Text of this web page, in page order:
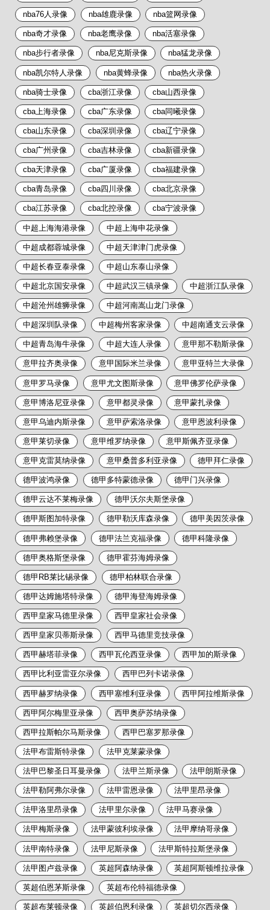
nba76人录像 nba雄鹿录像 nba篮网录像
nba奇才录像 nba老鹰录像 nba活塞录像
nba步行者录像 nba尼克斯录像 nba猛龙录像
nba凯尔特人录像 nba黄蜂录像 nba热火录像
nba骑士录像 cba浙江录像 cba山西录像
cba上海录像 cba广东录像 cba同曦录像
cba山东录像 cba深圳录像 cba辽宁录像
cba广州录像 cba吉林录像 cba新疆录像
cba天津录像 cba广厦录像 cba福建录像
cba青岛录像 cba四川录像 cba北京录像
cba江苏录像 cba北控录像 cba宁波录像
中超上海海港录像 中超上海申花录像
中超成都蓉城录像 中超天津津门虎录像
中超长春亚泰录像 中超山东泰山录像
中超北京国安录像 中超武汉三镇录像 中超浙江队录像
中超沧州雄狮录像 中超河南嵩山龙门录像
中超深圳队录像 中超梅州客家录像 中超南通支云录像
中超青岛海牛录像 中超大连人录像 意甲那不勒斯录像
意甲拉齐奥录像 意甲国际米兰录像 意甲亚特兰大录像
意甲罗马录像 意甲尤文图斯录像 意甲佛罗伦萨录像
意甲博洛尼亚录像 意甲都灵录像 意甲蒙扎录像
意甲乌迪内斯录像 意甲萨索洛录像 意甲恩波利录像
意甲莱切录像 意甲维罗纳录像 意甲斯佩齐亚录像
意甲克雷莫纳录像 意甲桑普多利亚录像 德甲拜仁录像
德甲波鸿录像 德甲多特蒙德录像 德甲门兴录像
德甲云达不莱梅录像 德甲沃尔夫斯堡录像
德甲斯图加特录像 德甲勒沃库森录像 德甲美因茨录像
德甲弗赖堡录像 德甲法兰克福录像 德甲科隆录像
德甲奥格斯堡录像 德甲霍芬海姆录像
德甲RB莱比锡录像 德甲柏林联合录像
德甲达姆施塔特录像 德甲海登海姆录像
西甲皇家马德里录像 西甲皇家社会录像
西甲皇家贝蒂斯录像 西甲马德里竞技录像
西甲赫塔菲录像 西甲瓦伦西亚录像 西甲加的斯录像
西甲比利亚雷亚尔录像 西甲巴列卡诺录像
西甲赫罗纳录像 西甲塞维利亚录像 西甲阿拉维斯录像
西甲阿尔梅里亚录像 西甲奥萨苏纳录像
西甲拉斯帕尔马斯录像 西甲巴塞罗那录像
法甲布雷斯特录像 法甲克莱蒙录像
法甲巴黎圣日耳曼录像 法甲兰斯录像 法甲朗斯录像
法甲勒阿弗尔录像 法甲雷恩录像 法甲里昂录像
法甲洛里昂录像 法甲里尔录像 法甲马赛录像
法甲梅斯录像 法甲蒙彼利埃录像 法甲摩纳哥录像
法甲南特录像 法甲尼斯录像 法甲斯特拉斯堡录像
法甲图卢兹录像 英超阿森纳录像 英超阿斯顿维拉录像
英超伯恩茅斯录像 英超布伦特福德录像
英超布莱顿录像 英超伯恩利录像 英超切尔西录像